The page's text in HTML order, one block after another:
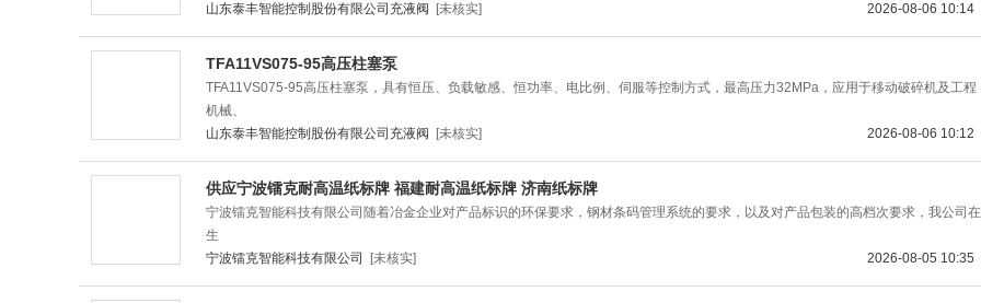
2026-08-06 10:14
山东泰丰智能控制股份有限公司充液阀 [未核实]
TFA11VS075-95高压柱塞泵
TFA11VS075-95高压柱塞泵，具有恒压、负载敏感、恒功率、电比例、伺服等控制方式，最高压力32MPa，应用于移动破碎机及工程
机械、
2026-08-06 10:12
山东泰丰智能控制股份有限公司充液阀 [未核实]
供应宁波镭克耐高温纸标牌 福建耐高温纸标牌 济南纸标牌
宁波镭克智能科技有限公司随着冶金企业对产品标识的环保要求，钢材条码管理系统的要求，以及对产品包装的高档次要求，我公司在
生
2026-08-05 10:35
宁波镭克智能科技有限公司 [未核实]